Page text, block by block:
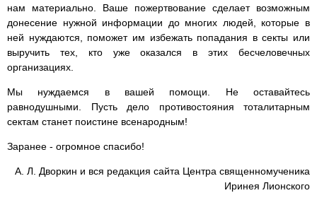
нам материально. Ваше пожертвование сделает возможным
донесение нужной информации до многих людей, которые в
ней нуждаются, поможет им избежать попадания в секты или
выручить тех, кто уже оказался в этих бесчеловечных
организациях.
Мы нуждаемся в вашей помощи. Не оставайтесь
равнодушными. Пусть дело противостояния тоталитарным
сектам станет поистине всенародным!
Заранее - огромное спасибо!
А. Л. Дворкин и вся редакция сайта Центра священномученика
Иринея Лионского